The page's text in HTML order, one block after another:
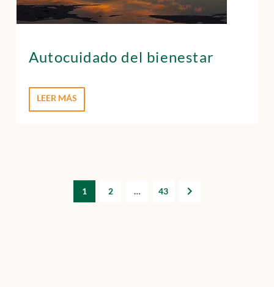
Autocuidado del bienestar
LEER MÁS
1 2 … 43